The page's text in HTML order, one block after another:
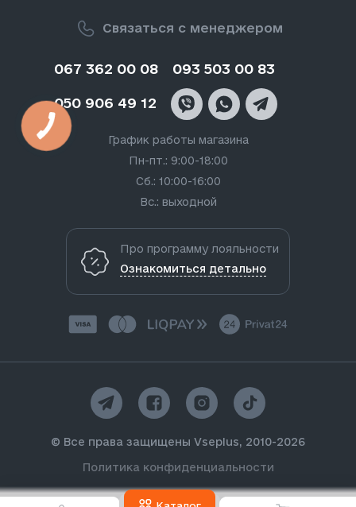
Связаться с менеджером
067 362 00 08 093 503 00 83
050 906 49 12
График работы магазина
Пн-пт.: 9:00-18:00
Сб.: 10:00-16:00
Вс.: выходной
Про программу лояльности
Ознакомиться детально
© Все права защищены Vseplus, 2010-2026
Политика конфиденциальности